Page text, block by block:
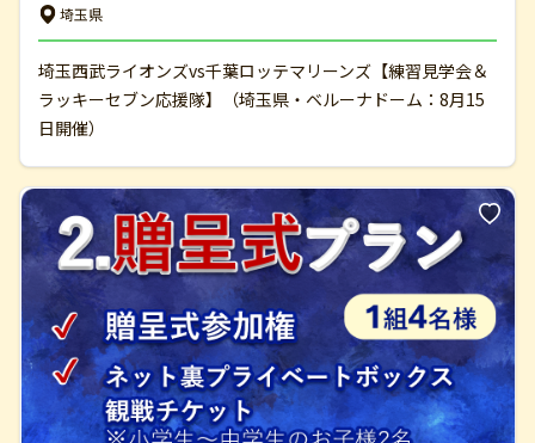
埼玉県
埼玉西武ライオンズvs千葉ロッテマリーンズ【練習見学会＆
ラッキーセブン応援隊】（埼玉県・ベルーナドーム：8月15
日開催）